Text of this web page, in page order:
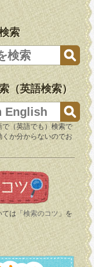
索
（英語検索）
（英語でも）検索で
くか分からないのでお
は「 検索のコツ 」を